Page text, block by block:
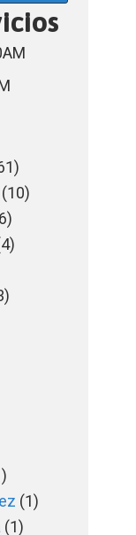
(10)
(1)
(1)